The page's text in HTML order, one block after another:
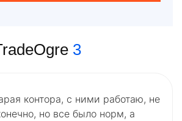
3
контора, с ними работаю, не
но все было норм, а